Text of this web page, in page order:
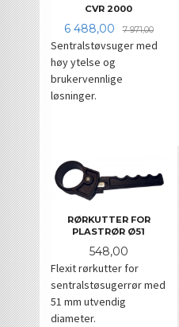
CVR 2000
Tilbud
6 488,00 7 971,00Rabatt
Sentralstøvsuger med
høy ytelse og
brukervennlige
løsninger.
RØRKUTTER FOR
PLASTRØR Ø51
Pris
548,00
Flexit rørkutter for
sentralstøsugerrør med
51 mm utvendig
diameter.